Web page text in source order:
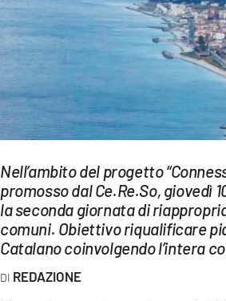
ECONOMIA E LAVORO
SPORT
Streaming
LAC TV
LAC NETWORK
LAC ONAIR
LaC
Nell’ambito del progetto
promosso dal Ce.Re.So, giovedì
la seconda giornata di
comuni. Obiettivo riqualificare
Catalano coinvolgendo l’intera
REDAZIONE